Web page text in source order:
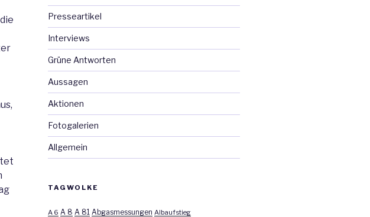
Presseartikel
Interviews
Grüne Antworten
Aussagen
Aktionen
Fotogalerien
Allgemein
TAGWOLKE
A 6 A 8 A 81 Abgasmessungen Albaufstieg